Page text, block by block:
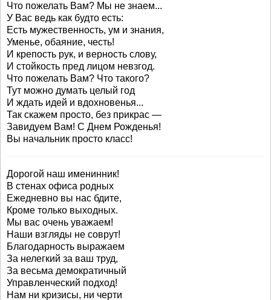
Что пожелать Вам? Мы не знаем...
У Вас ведь как будто есть:
Есть мужественность, ум и знания,
Уменье, обаяние, честь!
И крепость рук, и верность слову,
И стойкость пред лицом невзгод.
Что пожелать Вам? Что такого?
Тут можно думать целый год
И ждать идей и вдохновенья...
Так скажем просто, без прикрас —
Завидуем Вам! С Днем Рожденья!
Вы начальник просто класс!
Дорогой наш именинник!
В стенах офиса родных
Ежедневно вы нас бдите,
Кроме только выходных.
Мы вас очень уважаем!
Наши взгляды не соврут!
Благодарность выражаем
За нелегкий за ваш труд,
За весьма демократичный
Управленческий подход!
Нам ни кризисы, ни черти